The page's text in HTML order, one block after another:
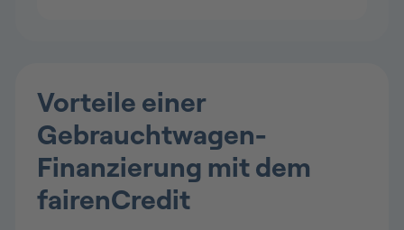
Vorteile einer
Gebrauchtwagen-
Finanzierung mit dem
fairenCredit